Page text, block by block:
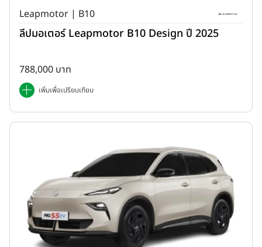
Leapmotor | B10
ลีปมอเตอร์ Leapmotor B10 Design ปี 2025
788,000 บาท
เพิ่มเพื่อเปรียบเทียบ